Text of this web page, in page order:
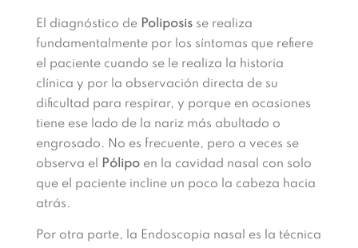
El diagnóstico de Poliposisse realiza
fundamentalmente por los síntomas que refiere
el paciente cuando se le realiza la historia
clínica y por la observación directa de su
dificultad para respirar, y porque en ocasiones
tiene ese lado de la nariz más abultado o
engrosado. No es frecuente, pero a veces se
observa el
Pólipoen la cavidad nasal con solo
que el paciente incline un poco la cabeza hacia
atrás.
Por otra parte, la Endoscopia nasal es la técnica